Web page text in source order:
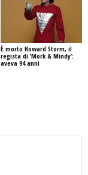
È morto Howard Storm, il
regista di ‘Mork & Mindy’:
aveva 94 anni